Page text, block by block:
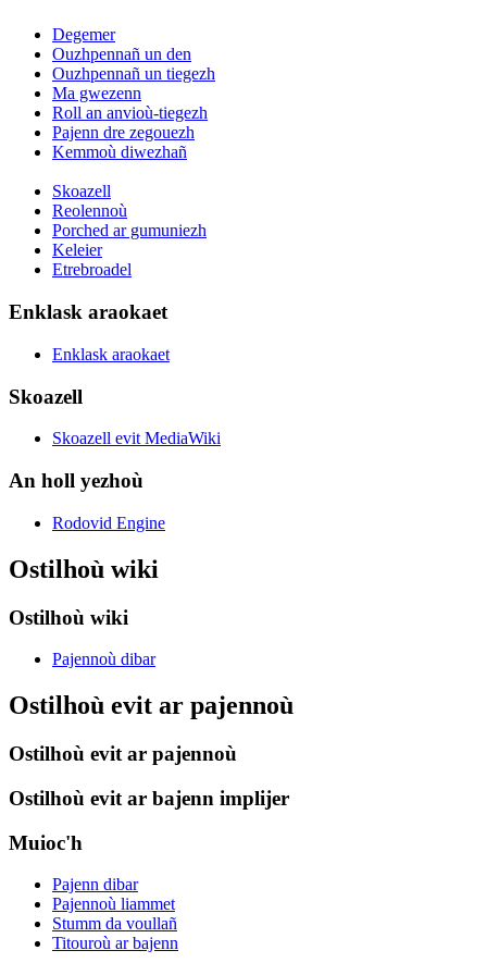
Degemer
Ouzhpennañ un den
Ouzhpennañ un tiegezh
Ma gwezenn
Roll an anvioù-tiegezh
Pajenn dre zegouezh
Kemmoù diwezhañ
Skoazell
Reolennoù
Porched ar gumuniezh
Keleier
Etrebroadel
Enklask araokaet
Enklask araokaet
Skoazell
Skoazell evit MediaWiki
An holl yezhoù
Rodovid Engine
Ostilhoù wiki
Ostilhoù wiki
Pajennoù dibar
Ostilhoù evit ar pajennoù
Ostilhoù evit ar pajennoù
Ostilhoù evit ar bajenn implijer
Muioc'h
Pajenn dibar
Pajennoù liammet
Stumm da voullañ
Titouroù ar bajenn